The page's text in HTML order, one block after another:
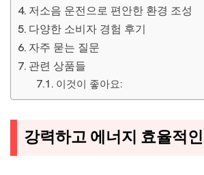
저소음 운전으로 편안한 환경 조성
다양한 소비자 경험 후기
자주 묻는 질문
관련 상품들
이것이 좋아요:
강력하고 에너지 효율적